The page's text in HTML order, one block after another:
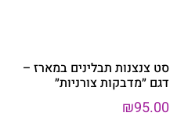
סט צנצנות תבלינים במארז –
דגם ״מדבקות צורניות״
₪95.00